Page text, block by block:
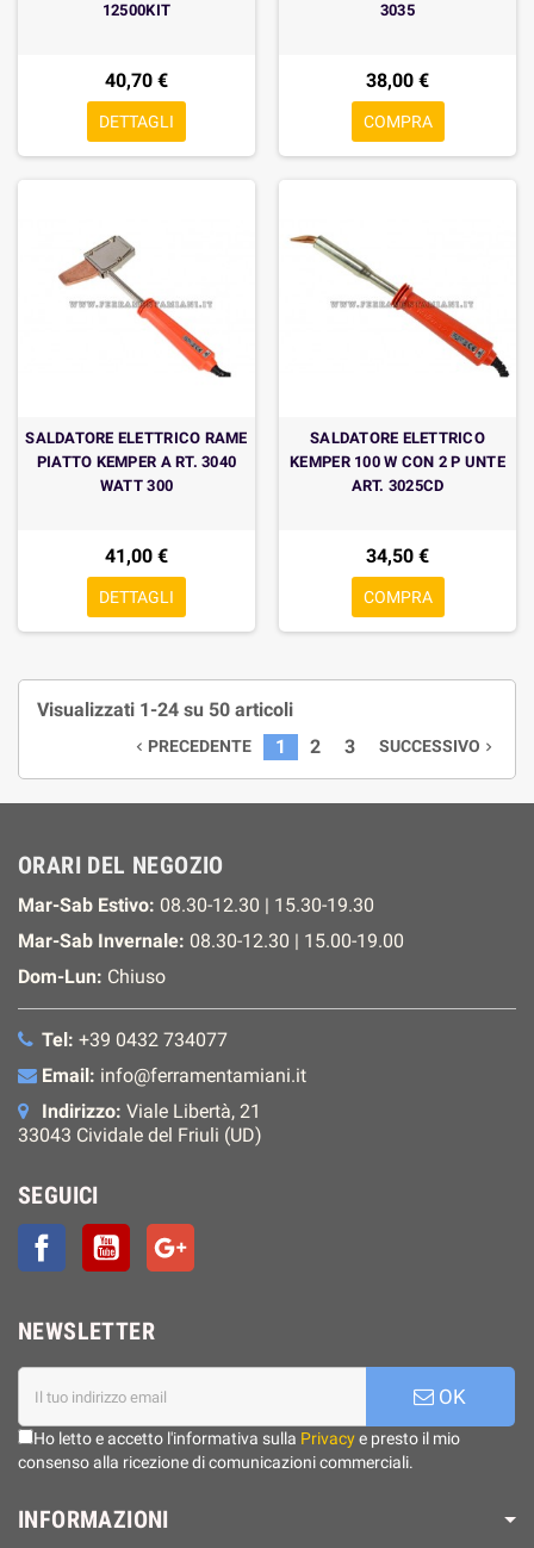
12500KIT
40,70 €
DETTAGLI
3035
38,00 €
COMPRA
SALDATORE ELETTRICO RAME
PIATTO KEMPER A RT. 3040
WATT 300
41,00 €
DETTAGLI
SALDATORE ELETTRICO
KEMPER 100 W CON 2 P UNTE
ART. 3025CD
34,50 €
COMPRA
Visualizzati 1-24 su 50 articoli
 PRECEDENTE 1 2 3 SUCCESSIVO 
ORARI DEL NEGOZIO
Mar-Sab Estivo: 08.30-12.30 | 15.30-19.30
Mar-Sab Invernale: 08.30-12.30 | 15.00-19.00
Dom-Lun: Chiuso
Tel: +39 0432 734077
Email: info@ferramentamiani.it
Indirizzo: Viale Libertà, 21
33043 Cividale del Friuli (UD)
SEGUICI
FacebookYouTube
NEWSLETTER
OK
Ho letto e accetto l'informativa sulla Privacye presto il mio
consenso alla ricezione di comunicazioni commerciali.
INFORMAZIONI